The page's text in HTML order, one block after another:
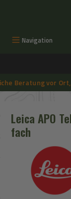
Navigation
Beratung vor Ort,
Leica APO
fach